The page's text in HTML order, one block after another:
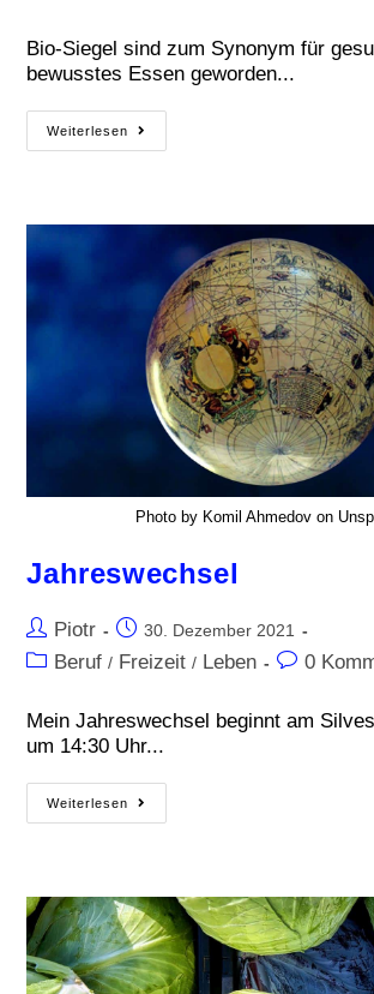
Bio-Siegel sind zum Synonym für
bewusstes Essen geworden...
Weiterlesen
Photo by Komil Ahmedov on
Jahreswechsel
Piotr 30. Dezember 2021
Beruf / Freizeit / Leben 0
Mein Jahreswechsel beginnt am
um 14:30 Uhr...
Weiterlesen